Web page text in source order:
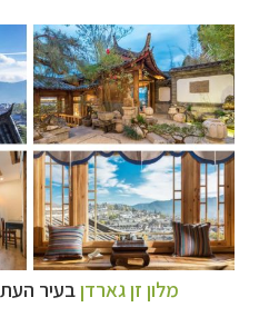
מלון זן גארדןבעיר